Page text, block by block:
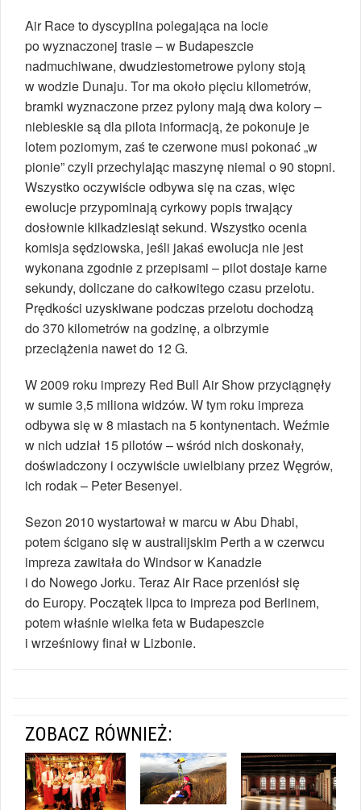
Air Race to dyscyplina polegająca na locie
po wyznaczonej trasie – w Budapeszcie
nadmuchiwane, dwudziestometrowe pylony stoją
w wodzie Dunaju. Tor ma około pięciu kilometrów,
bramki wyznaczone przez pylony mają dwa kolory –
niebieskie są dla pilota informacją, że pokonuje je
lotem poziomym, zaś te czerwone musi pokonać „w
pionie” czyli przechylając maszynę niemal o 90 stopni.
Wszystko oczywiście odbywa się na czas, więc
ewolucje przypominają cyrkowy popis trwający
dosłownie kilkadziesiąt sekund. Wszystko ocenia
komisja sędziowska, jeśli jakaś ewolucja nie jest
wykonana zgodnie z przepisami – pilot dostaje karne
sekundy, doliczane do całkowitego czasu przelotu.
Prędkości uzyskiwane podczas przelotu dochodzą
do 370 kilometrów na godzinę, a olbrzymie
przeciążenia nawet do 12 G.
W 2009 roku imprezy Red Bull Air Show przyciągnęły
w sumie 3,5 miliona widzów. W tym roku impreza
odbywa się w 8 miastach na 5 kontynentach. Weźmie
w nich udział 15 pilotów – wśród nich doskonały,
doświadczony i oczywiście uwielbiany przez Węgrów,
ich rodak – Peter Besenyei.
Sezon 2010 wystartował w marcu w Abu Dhabi,
potem ścigano się w australijskim Perth a w czerwcu
impreza zawitała do Windsor w Kanadzie
i do Nowego Jorku. Teraz Air Race przeniósł się
do Europy. Początek lipca to impreza pod Berlinem,
potem właśnie wielka feta w Budapeszcie
i wrześniowy finał w Lizbonie.
ZOBACZ RÓWNIEŻ: